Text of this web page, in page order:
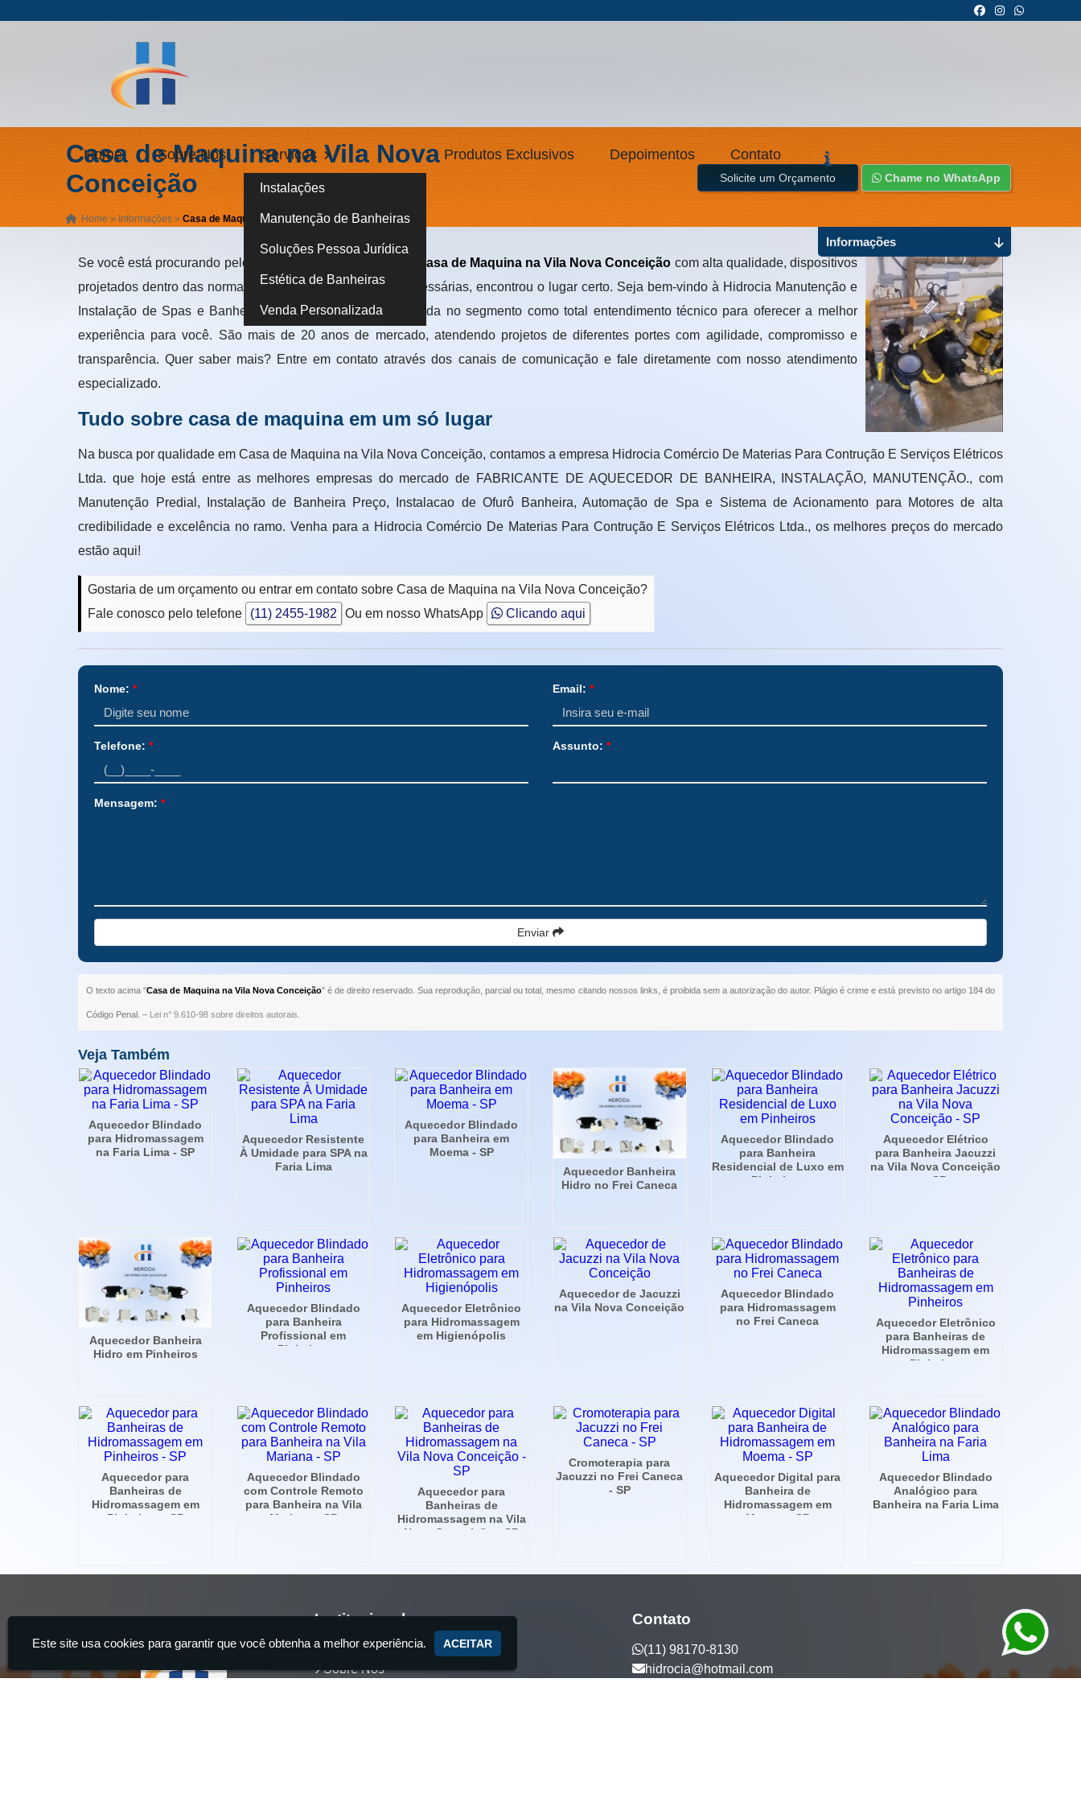
Home Sobre Nós Serviços
Instalações
Manutenção de Banheiras
Soluções Pessoa Jurídica
Estética de Banheiras
Venda Personalizada
Produtos Exclusivos Depoimentos Contato
Casa de Maquina na Vila Nova
Conceição
Home » Informações »Casa de Maquina na Vila Nova Conceição
Solicite um Orçamento Chame no WhatsApp
Se você está procurando pelo melhor lugar onde encontrar Casa de Maquina na Vila Nova Conceição com alta qualidade, dispositivos
projetados dentro das normas técnicas e de segurança necessárias, encontrou o lugar certo. Seja bem-vindo à Hidrocia Manutenção e
Instalação de Spas e Banheiras, uma empresa especializada no segmento como total entendimento técnico para oferecer a melhor
experiência para você. São mais de 20 anos de mercado, atendendo projetos de diferentes portes com agilidade, compromisso e
transparência. Quer saber mais? Entre em contato através dos canais de comunicação e fale diretamente com nosso atendimento
especializado.
Tudo sobre casa de maquina em um só lugar
Na busca por qualidade em Casa de Maquina na Vila Nova Conceição, contamos a empresa Hidrocia Comércio De Materias Para Contrução E Serviços Elétricos
Ltda. que hoje está entre as melhores empresas do mercado de FABRICANTE DE AQUECEDOR DE BANHEIRA, INSTALAÇÃO, MANUTENÇÃO., com
Manutenção Predial, Instalação de Banheira Preço, Instalacao de Ofurô Banheira, Automação de Spa e Sistema de Acionamento para Motores de alta
credibilidade e excelência no ramo. Venha para a Hidrocia Comércio De Materias Para Contrução E Serviços Elétricos Ltda., os melhores preços do mercado
estão aqui!
Gostaria de um orçamento ou entrar em contato sobre Casa de Maquina na Vila Nova Conceição?
Fale conosco pelo telefone
(11) 2455-1982 Ou em nosso WhatsApp Clicando aqui
Nome:* Email: *
Telefone:* Assunto: *
Mensagem:*
Enviar
O texto acima "Casa de Maquina na Vila Nova Conceição" é de direito reservado. Sua reprodução, parcial ou total, mesmo citando nossos links, é proibida sem a autorização do autor. Plágio é crime e está previsto no artigo 184 do
Código Penal. – Lei n° 9.610-98 sobre direitos autorais
Informações
Veja Também
Aquecedor Blindado
para Hidromassagem
na Faria Lima - SP
Aquecedor Resistente
À Umidade para SPA na
Faria Lima
Aquecedor Blindado
para Banheira em
Moema - SP
Aquecedor Banheira
Hidro no Frei Caneca
Aquecedor Blindado
para Banheira
Residencial de Luxo em
Pinheiros
Aquecedor Elétrico
para Banheira Jacuzzi
na Vila Nova Conceição
- SP
Aquecedor Banheira
Hidro em Pinheiros
Aquecedor Blindado
para Banheira
Profissional em
Pinheiros
Aquecedor Eletrônico
para Hidromassagem
em Higienópolis
Aquecedor de Jacuzzi
na Vila Nova Conceição
Aquecedor Blindado
para Hidromassagem
no Frei Caneca
Aquecedor Eletrônico
para Banheiras de
Hidromassagem em
Pinheiros
Aquecedor para
Banheiras de
Hidromassagem em
Pinheiros - SP
Aquecedor Blindado
com Controle Remoto
para Banheira na Vila
Mariana - SP
Aquecedor para
Banheiras de
Hidromassagem na Vila
Nova Conceição - SP
Cromoterapia para
Jacuzzi no Frei Caneca
- SP
Aquecedor Digital para
Banheira de
Hidromassagem em
Moema - SP
Aquecedor Blindado
Analógico para
Banheira na Faria Lima
Institucional
Home
Sobre Nós
Contato
(11) 98170-8130
hidrocia@hotmail.com
Este site usa cookies para garantir que você obtenha a melhor experiência. ACEITAR